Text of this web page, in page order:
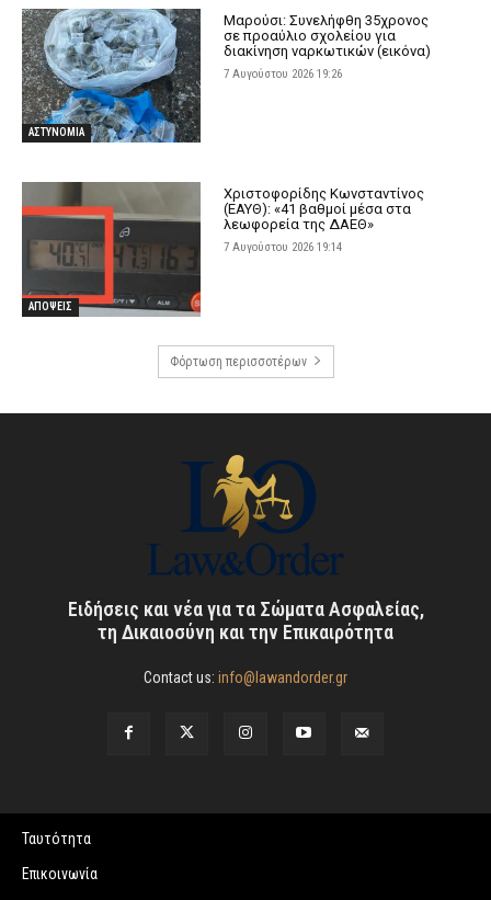
ΑΣΤΥΝΟΜΙΑ
Μαρούσι: Συνελήφθη 35χρονος
σε προαύλιο σχολείου για
διακίνηση ναρκωτικών (εικόνα)
7 Αυγούστου 2026 19:26
ΑΠΟΨΕΙΣ
Χριστοφορίδης Κωνσταντίνος
(ΕΑΥΘ): «41 βαθμοί μέσα στα
λεωφορεία της ΔΑΕΘ»
7 Αυγούστου 2026 19:14
Φόρτωση περισσοτέρων
Ειδήσεις και νέα για τα Σώματα Ασφαλείας,
τη Δικαιοσύνη και την Επικαιρότητα
Contact us: info@lawandorder.gr
Ταυτότητα
Επικοινωνία